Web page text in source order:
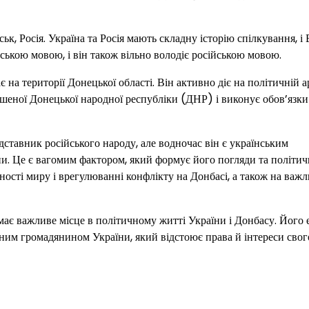
Росія. Україна та Росія мають складну історію спілкування, і
мовою, і він також вільно володіє російською мовою.
Донецької області. Він активно діє на політичній
Донецької народної республіки (ДНР) і виконує обов’язки
російського народу, але водночас він є українським
Це є вагомим фактором, який формує його погляди та
миру і врегулюванні конфлікту на Донбасі, а також на
важливе місце в політичному житті України і Донбасу. Його
громадянином України, який відстоює права й інтереси